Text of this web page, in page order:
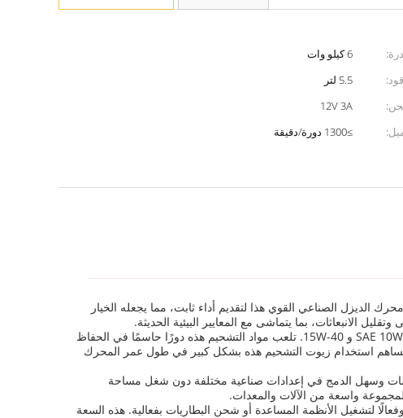
6 كيلو وات
5.5 لتر
12V 3A
≥1300 دورة/دقيقة
الديزل الصناعي القوي هذا لتقديم أداء ثابت، مما يجعله الخيار
الانبعاثات، بما يتماشى مع المعايير البيئية الحديثة.
إحدى الميزات الرئيسية لمحرك الديزل الصناعي هذا هي توافقه مع مجموعة من زيوت التشحيم عالية الجودة، وتحديدًا درجة CD أو SAE 10W-30 و 15W-40. تلعب مواد التشحيم هذه دورًا حاسمًا في الحفاظ
استخدام زيوت التشحيم هذه بشكل كبير في طول عمر المحرك
420 × 440 × 495 مم. هذا الحجم يجعله متعدد الاستخدامات وسهل الدمج في إعدادات صناعية مختلفة دون شغل مساحة
واسعة من الآلات والمعدات.
شحن بسعة 12 فولت 3 أمبير، مما يضمن خرجًا كهربائيًا ثابتًا وفعالًا لتشغيل الأنظمة المساعدة أو شحن البطاريات بفعالية. هذه السعة